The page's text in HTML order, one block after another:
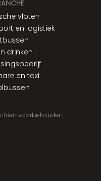
vloten
en logistiek
drinken
en taxi
voorbehouden